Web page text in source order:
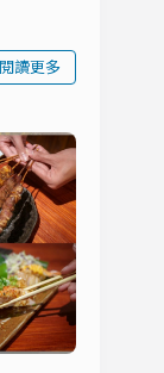
閱讀更多